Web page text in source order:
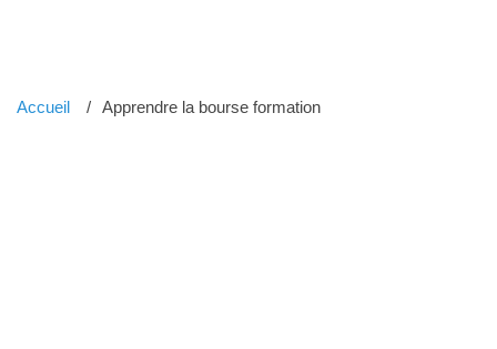
Accueil Apprendre la bourse formation